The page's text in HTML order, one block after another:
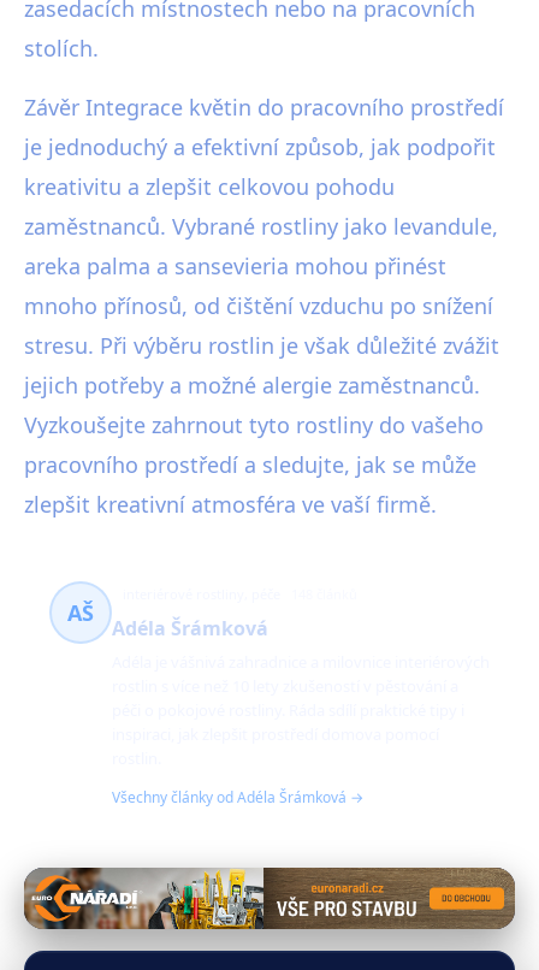
zasedacích místnostech nebo na pracovních
stolích.
Závěr Integrace květin do pracovního prostředí
je jednoduchý a efektivní způsob, jak podpořit
kreativitu a zlepšit celkovou pohodu
zaměstnanců. Vybrané rostliny jako levandule,
areka palma a sansevieria mohou přinést
mnoho přínosů, od čištění vzduchu po snížení
stresu. Při výběru rostlin je však důležité zvážit
jejich potřeby a možné alergie zaměstnanců.
Vyzkoušejte zahrnout tyto rostliny do vašeho
pracovního prostředí a sledujte, jak se může
zlepšit kreativní atmosféra ve vaší firmě.
AŠ
Adéla Šrámková
Všechny články od Adéla Šrámková →